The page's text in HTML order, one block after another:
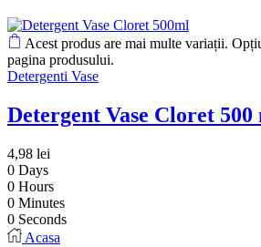
Acest produs are mai multe variații.
pagina produsului.
Detergenti Vase
Detergent Vase Cloret 500
4,98 lei
0 Days
0 Hours
0 Minutes
0 Seconds
Acasa